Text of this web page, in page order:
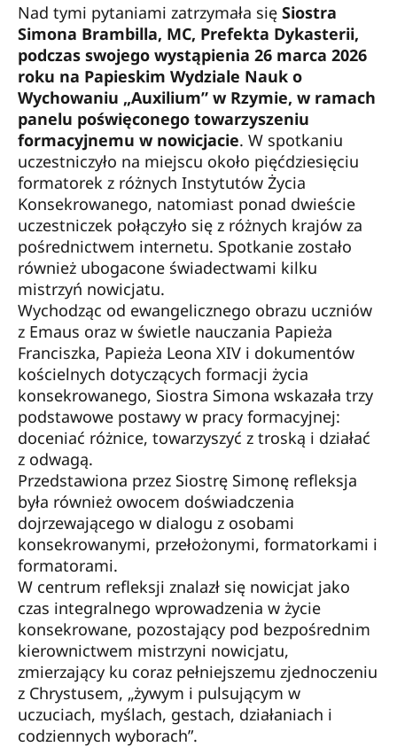
Nad tymi pytaniami zatrzymała się Siostra
Simona Brambilla, MC, Prefekta Dykasterii,
podczas swojego wystąpienia 26 marca 2026
roku na Papieskim Wydziale Nauk o
Wychowaniu „Auxilium” w Rzymie, w ramach
panelu poświęconego towarzyszeniu
formacyjnemu w nowicjacie. W spotkaniu
uczestniczyło na miejscu około pięćdziesięciu
formatorek z różnych Instytutów Życia
Konsekrowanego, natomiast ponad dwieście
uczestniczek połączyło się z różnych krajów za
pośrednictwem internetu. Spotkanie zostało
również ubogacone świadectwami kilku
mistrzyń nowicjatu.
Wychodząc od ewangelicznego obrazu uczniów
z Emaus oraz w świetle nauczania Papieża
Franciszka, Papieża Leona XIV i dokumentów
kościelnych dotyczących formacji życia
konsekrowanego, Siostra Simona wskazała trzy
podstawowe postawy w pracy formacyjnej:
doceniać różnice, towarzyszyć z troską i działać
z odwagą.
Przedstawiona przez Siostrę Simonę refleksja
była również owocem doświadczenia
dojrzewającego w dialogu z osobami
konsekrowanymi, przełożonymi, formatorkami i
formatorami.
W centrum refleksji znalazł się nowicjat jako
czas integralnego wprowadzenia w życie
konsekrowane, pozostający pod bezpośrednim
kierownictwem mistrzyni nowicjatu,
zmierzający ku coraz pełniejszemu zjednoczeniu
z Chrystusem, „żywym i pulsującym w
uczuciach, myślach, gestach, działaniach i
codziennych wyborach”.